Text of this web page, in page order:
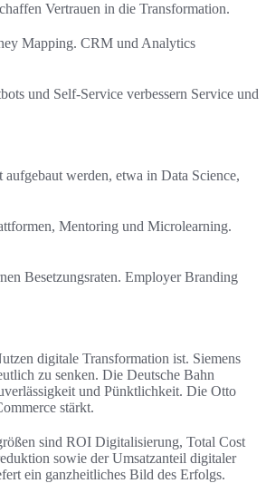
Vertrauen in die Transformation.
Mapping. CRM und Analytics
und Self-Service verbessern Service und
werden, etwa in Data Science,
Mentoring und Microlearning.
Besetzungsraten. Employer Branding
digitale Transformation ist. Siemens
zu senken. Die Deutsche Bahn
und Pünktlichkeit. Die Otto
stärkt.
sind ROI Digitalisierung, Total Cost
sowie der Umsatzanteil digitaler
ein ganzheitliches Bild des Erfolgs.